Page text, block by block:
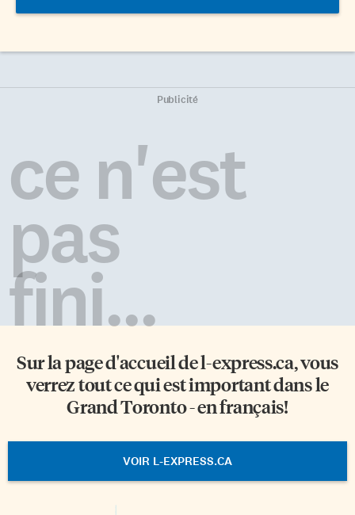
Publicité
ce n'est
pas
fini...
Sur la page d'accueil del-express.ca, vous
verrez tout ce qui est important dans le
Grand Toronto - en français!
VOIR L-EXPRESS.CA